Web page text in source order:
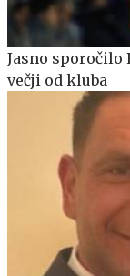
Jasno sporočilo
večji od kluba